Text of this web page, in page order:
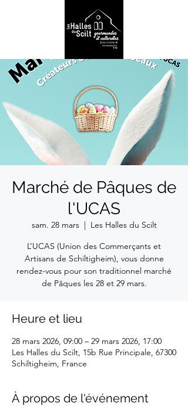
Marché de Pâques de
l'UCAS
sam. 28 mars
  |
Les Halles du Scilt
L’UCAS (Union des Commerçants et
Artisans de Schiltigheim), vous donne
rendez-vous pour son traditionnel marché
de Pâques les 28 et 29 mars.
Heure et lieu
28 mars 2026, 09:00 – 29 mars 2026, 17:00
Les Halles du Scilt, 15b Rue Principale, 67300
Schiltigheim, France
À propos de l'événement